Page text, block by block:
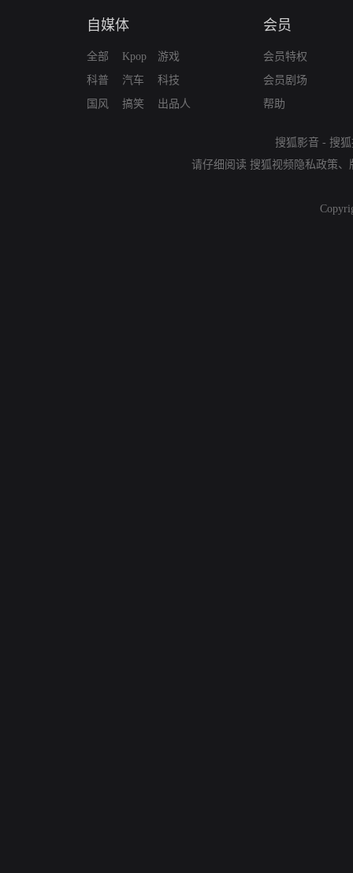
自媒体
全部
科普
国风
Kpop
汽车
搞笑
游戏
科技
出品人
会员
会员特权
会员剧场
帮助
搜狐影音 - 搜
请仔细阅读 搜狐视频隐私政策、